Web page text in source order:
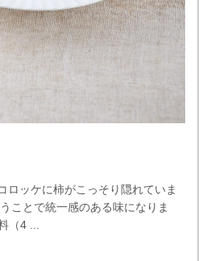
ロッケに柿がこっそり隠れていま
ことで統一感のある味になりま
（4 ...